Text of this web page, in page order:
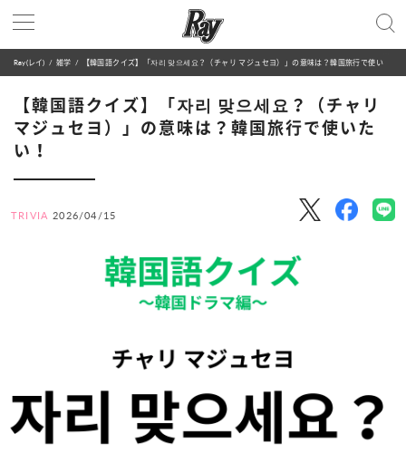
Ray(レイ) 雑学 【韓国語クイズ】「자리 맞으세요？（チャリ マジュセヨ）」の意味は？韓国旅行で使いたい！
【韓国語クイズ】「자리 맞으세요？（チャリ
マジュセヨ）」の意味は？韓国旅行で使いた
い！
TRIVIA 2026/04/15